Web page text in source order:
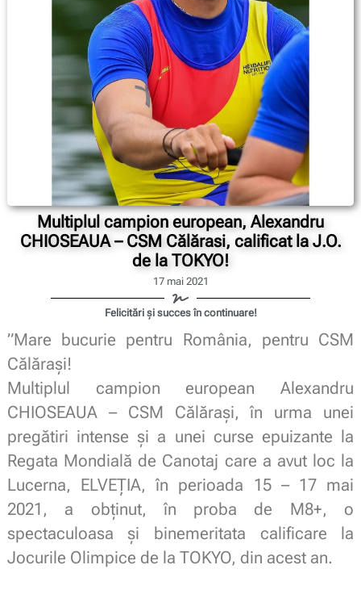
Multiplul campion european, Alexandru
CHIOSEAUA – CSM Călărasi, calificat la J.O.
de la TOKYO!
17 mai 2021
Felicitări și succes în continuare!
”Mare bucurie pentru România, pentru CSM
Călărași!
Multiplul campion european Alexandru
CHIOSEAUA – CSM Călărași, în urma unei
pregătiri intense și a unei curse epuizante la
Regata Mondială de Canotaj care a avut loc la
Lucerna, ELVEȚIA, în perioada 15 – 17 mai
2021, a obținut, în proba de M8+, o
spectaculoasa și binemeritata calificare la
Jocurile Olimpice de la TOKYO, din acest an.